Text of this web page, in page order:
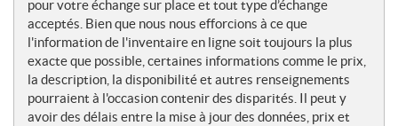
e
s
pour votre échange sur place et tout type d’échange
acceptés. Bien que nous nous efforcions à ce que
l'information de l'inventaire en ligne soit toujours la plus
exacte que possible, certaines informations comme le prix,
la description, la disponibilité et autres renseignements
pourraient à l'occasion contenir des disparités. Il peut y
avoir des délais entre la mise à jour des données, prix et